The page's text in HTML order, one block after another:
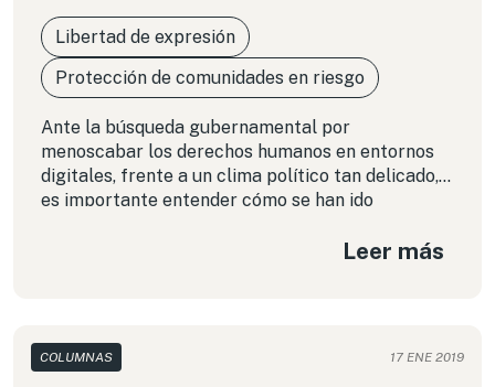
Libertad de expresión
Protección de comunidades en riesgo
Ante la búsqueda gubernamental por
menoscabar los derechos humanos en entornos
digitales, frente a un clima político tan delicado,
es importante entender cómo se han ido
entornos digitales hacia las personasLeer más
COLUMNAS 17 ENE 2019